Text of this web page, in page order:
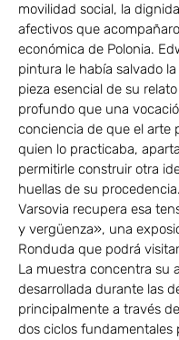
movilidad social, la
afectivos que
económica de Polonia.
pintura le había salvado
pieza esencial de su
profundo que una
conciencia de que el arte
quien lo practicaba,
permitirle construir otra
huellas de su
Varsovia recupera esa
y vergüenza», una
Ronduda que podrá
La muestra concentra su
desarrollada durante las
principalmente a través
dos ciclos fundamentales